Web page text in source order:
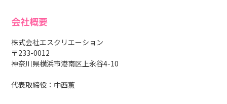
会社概要
株式会社エスクリエーション
〒233-0012
神奈川県横浜市港南区上永谷4-10
代表取締役：中西薫